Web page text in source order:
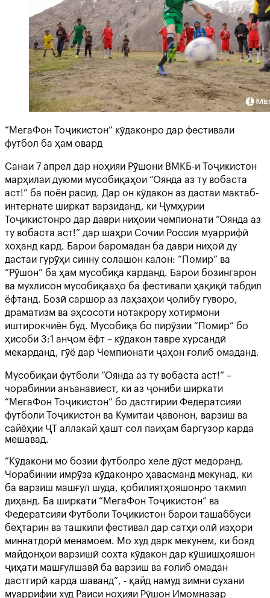
“МегаФон Тоҷикистон” кӯдаконро дар фестивали
футбол ба ҳам овард
Санаи 7 апрел дар ноҳияи Рӯшони ВМКБ-и Тоҷикистон
марҳилаи дуюми мусобиқаҳои “Оянда аз ту вобаста
аст!” ба поён расид. Дар он кӯдакон аз дастаи мактаб-
интернате ширкат варзиданд, ки Ҷумҳурии
Тоҷикистонро дар даври ниҳоии чемпионати “Оянда аз
ту вобаста аст!” дар шаҳри Сочии Россия муаррифӣ
хоҳанд кард. Барои баромадан ба даври ниҳоӣ ду
дастаи гурӯҳи синну солашон калон: “Помир” ва
“Рӯшон” ба ҳам мусобиқа карданд. Барои бозингарон
ва мухлисон мусобиқааҳо ба фестивали ҳақиқӣ табдил
ёфтанд. Бозӣ саршор аз лаҳзаҳои ҷолибу гуворо,
драматизм ва эҳсосоти нотакрору хотирмони
иштирокчиён буд. Мусобиқа бо пирӯзии “Помир” бо
ҳисоби 3:1 анҷом ёфт – кӯдакон тавре хурсандӣ
мекарданд, гӯё дар Чемпионати ҷаҳон ғолиб омаданд.
Мусобиқаи футболи “Оянда аз ту вобаста аст!” –
чорабинии анъанавиест, ки аз ҷониби ширкати
“МегаФон Тоҷикистон” бо дастгирии Федератсияи
футболи Тоҷикистон ва Кумитаи ҷавонон, варзиш ва
сайёҳии ҶТ аллакай ҳашт сол паиҳам баргузор карда
мешавад.
“Кӯдакони мо бозии футболро хеле дӯст медоранд.
Чорабинии имрӯза кӯдаконро ҳавасманд мекунад, ки
ба варзиш машғул шуда, қобилиятҳояшонро такмил
диҳанд. Ба ширкати “МегаФон Тоҷикистон” ва
Федератсияи Футболи Тоҷикистон барои ташаббуси
беҳтарин ва ташкили фестивал дар сатҳи олӣ изҳори
миннатдорӣ менамоем. Мо худ дарк мекунем, ки бояд
майдонҳои варзишӣ сохта кӯдакон дар кӯшишҳояшон
ҷиҳати машғулшавӣ ба варзиш ва ғолиб омадан
дастгирӣ карда шаванд”, - қайд намуд зимни сухани
муаррифии худ Раиси ноҳияи Рӯшон Имомназар